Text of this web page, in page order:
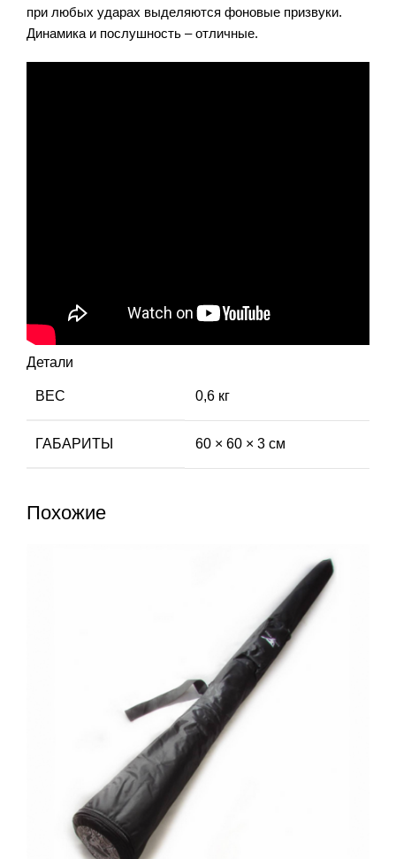
при любых ударах выделяются фоновые призвуки.
Динамика и послушность – отличные.
Детали
ВЕС 0,6 кг
ГАБАРИТЫ 60 × 60 × 3 см
Похожие